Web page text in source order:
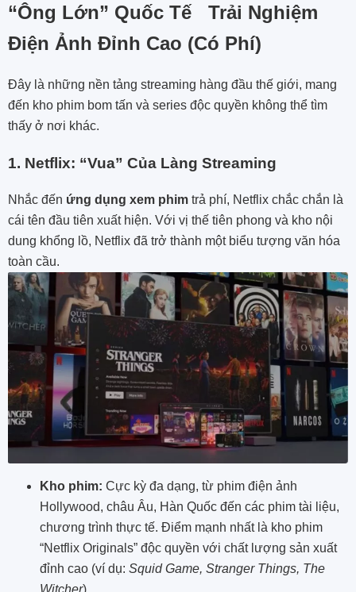
“Ông Lớn” Quốc Tế Trải Nghiệm
Điện Ảnh Đỉnh Cao (Có Phí)
Đây là những nền tảng streaming hàng đầu thế giới, mang
đến kho phim bom tấn và series độc quyền không thể tìm
thấy ở nơi khác.
1. Netflix: “Vua” Của Làng Streaming
Nhắc đến ứng dụng xem phim trả phí, Netflix chắc chắn là
cái tên đầu tiên xuất hiện. Với vị thế tiên phong và kho nội
dung khổng lồ, Netflix đã trở thành một biểu tượng văn hóa
toàn cầu.
Kho phim: Cực kỳ đa dạng, từ phim điện ảnh
Hollywood, châu Âu, Hàn Quốc đến các phim tài liệu,
chương trình thực tế. Điểm mạnh nhất là kho phim
“Netflix Originals” độc quyền với chất lượng sản xuất
đỉnh cao (ví dụ: Squid Game, Stranger Things, The
Witcher).